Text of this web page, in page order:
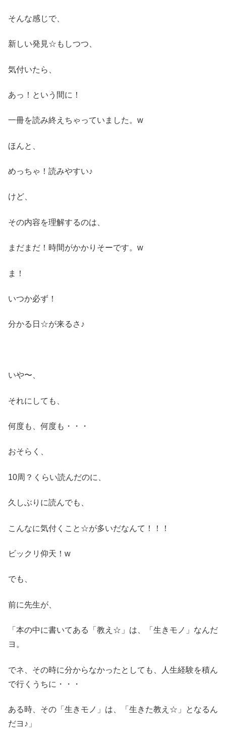
そんな感じで、
新しい発見☆もしつつ、
気付いたら、
あっ！という間に！
一冊を読み終えちゃっていました。w
ほんと、
めっちゃ！読みやすい♪
けど、
その内容を理解するのは、
まだまだ！時間がかかりそーです。w
ま！
いつか必ず！
分かる日☆が来るさ♪
いや〜、
それにしても、
何度も、何度も・・・
おそらく、
10周？くらい読んだのに、
久しぶりに読んでも、
こんなに気付くこと☆が多いだなんて！！！
ビックリ仰天！w
でも、
前に先生が、
「本の中に書いてある「教え☆」は、「生きモノ」なんだ
ヨ。
でネ、その時に分からなかったとしても、人生経験を積ん
で行くうちに・・・
ある時、その「生きモノ」は、「生きた教え☆」となるん
だヨ♪」